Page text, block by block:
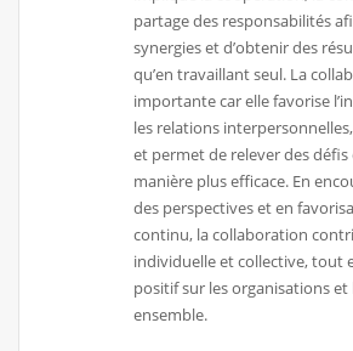
partage des responsabilités
synergies et d’obtenir des
qu’en travaillant seul. La
importante car elle favorise
les relations
et permet de relever des défis
manière plus efficace. En
des perspectives et en
continu, la collaboration
individuelle et collective, tout
positif sur les organisations et
ensemble.